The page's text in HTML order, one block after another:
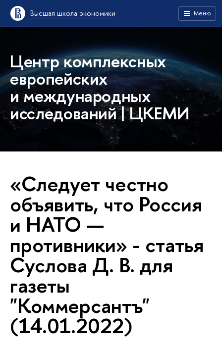
Высшая школа экономики Меню
Центр комплексных
европейских
и международных
исследований | ЦКЕМИ
«Следует честно
объявить, что Россия
и НАТО —
противники» - статья
Суслова Д. В. для
газеты
"Коммерсантъ"
(14.01.2022)